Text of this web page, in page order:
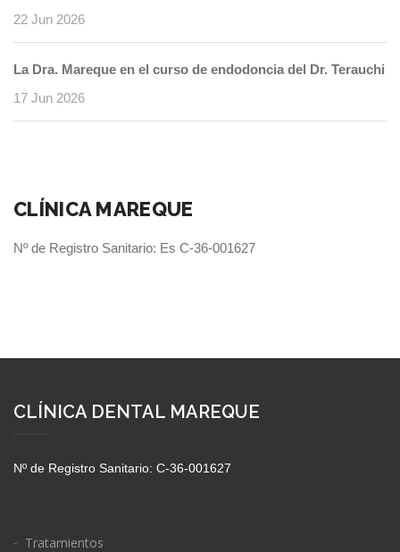
22 Jun 2026
La Dra. Mareque en el curso de endodoncia del Dr. Terauchi
17 Jun 2026
CLÍNICA MAREQUE
Nº de Registro Sanitario: Es C-36-001627
CLÍNICA DENTAL MAREQUE
Nº de Registro Sanitario: C-36-001627
Tratamientos